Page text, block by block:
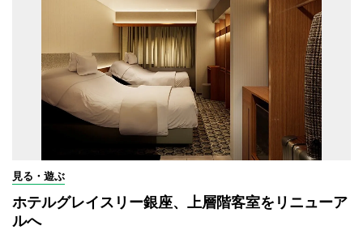
見る・遊ぶ
ホテルグレイスリー銀座、上層階客室をリニューア
ルへ